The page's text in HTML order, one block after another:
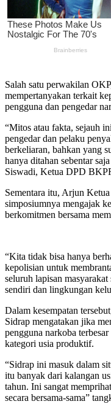
Salah satu perwakilan
mempertanyakan terkait
pengguna dan pengedar
“Mitos atau fakta, sejauh
pengedar dan pelaku
berkeliaran, bahkan yang
hanya ditahan sebentar
Siswadi, Ketua DPD
Sementara itu, Arjun
simposiumnya mengajak
berkomitmen bersama
“Kita tidak bisa hanya
kepolisian untuk
seluruh lapisan
sendiri dan lingkungan
Dalam kesempatan
Sidrap mengatakan jika
pengguna narkoba
kategori usia produktif.
“Sidrap ini masuk dalam
itu banyak dari kalangan
tahun. Ini sangat
secara bersama-sama”